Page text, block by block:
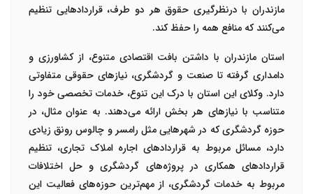
مازندران با درنظرگیری حقوق هر دو طرف، قراردادهایی تنظیم
می‌کنند که منافع همه را حفظ کند.
استان مازندران با داشتن بافت اقتصادی متنوع، از کشاورزی و
دامداری گرفته تا صنعت و گردشگری، نیازهای حقوقی متفاوتی
دارد. وکلای این استان با درک این تنوع، خدمات تخصصی خود را
متناسب با نیازهای هر بخش ارائه می‌دهند. به عنوان مثال، در
حوزه گردشگری که در شهرهایی مثل رامسر و چالوس رونق زیادی
دارد، مسائل مربوط به قراردادهای اجاره املاک تجاری، تنظیم
قراردادهای همکاری در پروژه‌های گردشگری و حل اختلافات
مربوط به خدمات گردشگری، از مهم‌ترین حوزه‌های فعالیت این